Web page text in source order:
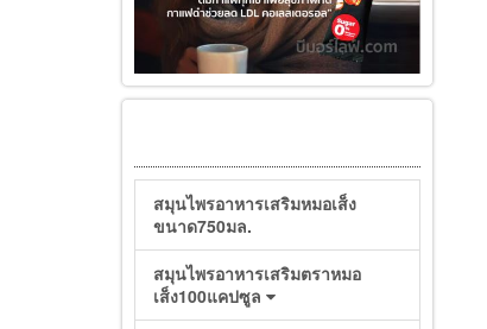
สมุนไพรอาหารเสริมหมอเส็ง
ขนาด750มล.
สมุนไพรอาหารเสริมตราหมอ
เส็ง100แคปซูล